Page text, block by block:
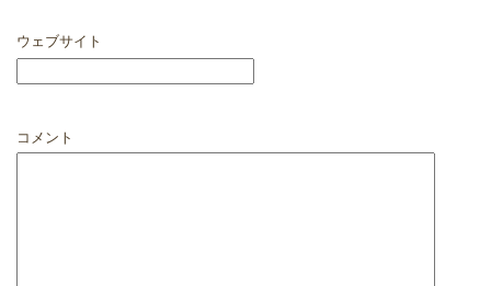
ウェブサイト
コメント